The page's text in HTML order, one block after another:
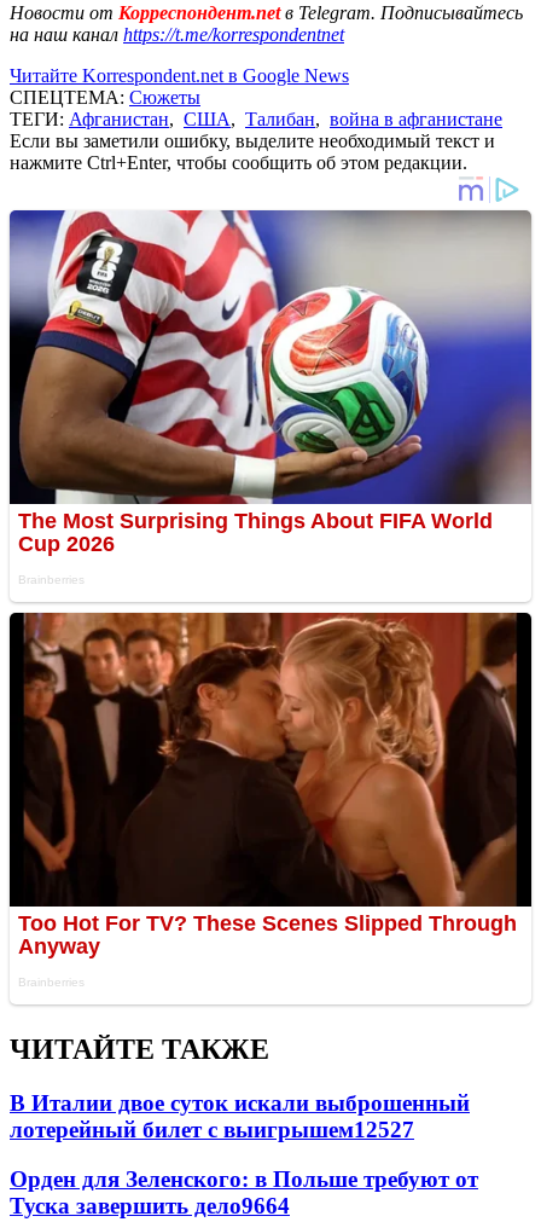
Новости от Корреспондент.netв Telegram. Подписывайтесь
на наш канал https://t.me/korrespondentnet
Читайте Korrespondent.net в Google News
СПЕЦТЕМА: Сюжеты
ТЕГИ: Афганистан, США, Талибан, война в афганистане
Если вы заметили ошибку, выделите необходимый текст и
нажмите Ctrl+Enter, чтобы сообщить об этом редакции.
ЧИТАЙТЕ ТАКЖЕ
В Италии двое суток искали выброшенный
лотерейный билет с выигрышем12527
Орден для Зеленского: в Польше требуют от
Туска завершить дело9664